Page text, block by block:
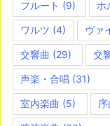
フルート (9) ホ
ワルツ (4) ヴァ
交響曲 (29) 交
声楽・合唱 (31)
室内楽曲 (5) 序